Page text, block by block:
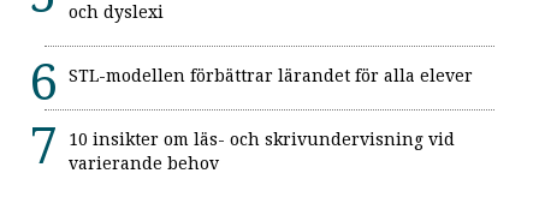
och dyslexi
STL-modellen förbättrar lärandet för alla elever
10 insikter om läs- och skrivundervisning vid
varierande behov